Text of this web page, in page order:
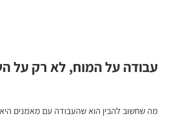
עבודה על המוח, לא רק על
מה שחשוב להבין הוא שהעבודה עם מאמנים היא